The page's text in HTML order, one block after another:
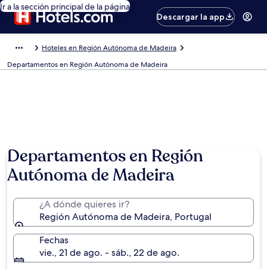
Ir a la sección principal de la página
Descargar la app
Hoteles en Región Autónoma de Madeira
Departamentos en Región Autónoma de Madeira
Departamentos en Región
Autónoma de Madeira
¿A dónde quieres ir?
Región Autónoma de Madeira, Portugal
Fechas
vie., 21 de ago. - sáb., 22 de ago.